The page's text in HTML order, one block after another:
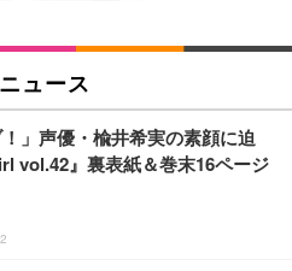
ィスチェア／デスクチェア メッシ
学 疲れない ブラック
ェア デスクチェア 疲れない テレ
化バックレスト 30度ロッキング機
腰サポート 90度跳ね上げ式アーム
レスト ハンガー付き 高反発クッシ
けプレミアムモニター | FlexScan
ーミングモニター DualSense 充電
ZDM1J）
ク ペットシーツ 厚型 ワイド 42枚
ト(吸収面:ライトブルー)
ネオ・オムツ L 中型犬用 26枚入
ュース
！」声優・楡井希実の素顔に迫
vol.42』裏表紙＆巻末16ページ